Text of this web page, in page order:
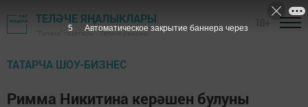
ТЕЛӘЧЕ ЯҢАЛЫКЛАРЫ
"Теләче" газетасы - Теләче районы
ТАТАРЧА ШОУ-БИЗНЕС
Римма Никитина керәшен булуны
4 Автоматическое закрытие баннера через